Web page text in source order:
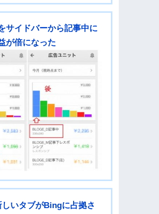
サイドバーから記事中に
が倍になった
いタブがBingに占拠さ